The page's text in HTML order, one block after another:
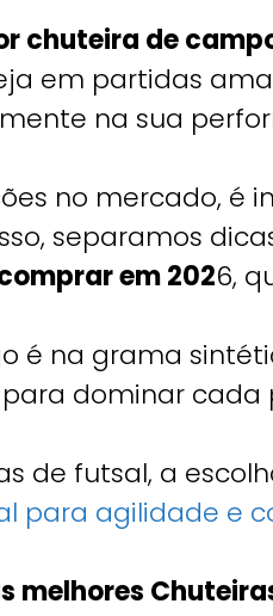
chuteira de
em partidas
na sua
no mercado, é
separamos
em 2026,
é na grama
para dominar cada
de futsal, a
para agilidade e
melhores